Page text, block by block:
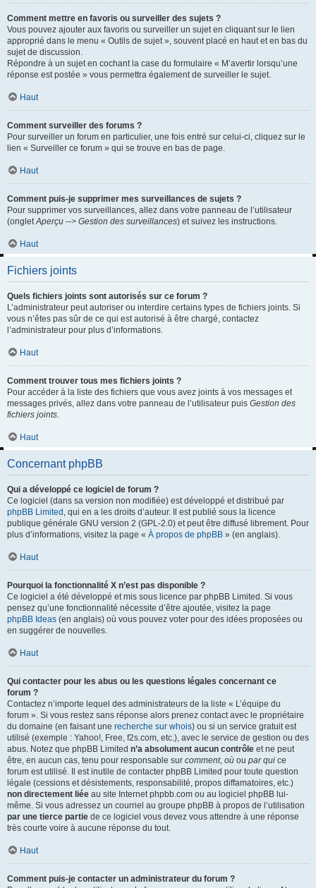
Comment mettre en favoris ou surveiller des sujets ?
Vous pouvez ajouter aux favoris ou surveiller un sujet en cliquant sur le lien
approprié dans le menu « Outils de sujet », souvent placé en haut et en bas du
sujet de discussion.
Répondre à un sujet en cochant la case du formulaire « M’avertir lorsqu’une
réponse est postée » vous permettra également de surveiller le sujet.
Haut
Comment surveiller des forums ?
Pour surveiller un forum en particulier, une fois entré sur celui-ci, cliquez sur le
lien « Surveiller ce forum » qui se trouve en bas de page.
Haut
Comment puis-je supprimer mes surveillances de sujets ?
Pour supprimer vos surveillances, allez dans votre panneau de l’utilisateur
(ongletAperçu --> Gestion des surveillances) et suivez les instructions.
Haut
Fichiers joints
Quels fichiers joints sont autorisés sur ce forum ?
L’administrateur peut autoriser ou interdire certains types de fichiers joints. Si
vous n’êtes pas sûr de ce qui est autorisé à être chargé, contactez
l’administrateur pour plus d’informations.
Haut
Comment trouver tous mes fichiers joints ?
Pour accéder à la liste des fichiers que vous avez joints à vos messages et
messages privés, allez dans votre panneau de l’utilisateur puis Gestion des
fichiers joints.
Haut
Concernant phpBB
Qui a développé ce logiciel de forum ?
Ce logiciel (dans sa version non modifiée) est développé et distribué par
phpBB Limited , qui en a les droits d’auteur. Il est publié sous la licence
publique générale GNU version 2 (GPL-2.0) et peut être diffusé librement. Pour
plus d’informations, visitez la page « À propos de phpBB » (en anglais).
Haut
Pourquoi la fonctionnalité X n’est pas disponible ?
Ce logiciel a été développé et mis sous licence par phpBB Limited. Si vous
pensez qu’une fonctionnalité nécessite d’être ajoutée, visitez la page
phpBB Ideas (en anglais) où vous pouvez voter pour des idées proposées ou
en suggérer de nouvelles.
Haut
Qui contacter pour les abus ou les questions légales concernant ce
forum ?
Contactez n’importe lequel des administrateurs de la liste « L’équipe du
forum ». Si vous restez sans réponse alors prenez contact avec le propriétaire
du domaine (en faisant une recherche sur whois) ou si un service gratuit est
utilisé (exemple : Yahoo!, Free, f2s.com, etc.), avec le service de gestion ou des
abus. Notez que phpBB Limited n’a absolument aucun contrôle et ne peut
être, en aucun cas, tenu pour responsable sur comment, où ou par qui ce
forum est utilisé. Il est inutile de contacter phpBB Limited pour toute question
légale (cessions et désistements, responsabilité, propos diffamatoires, etc.)
non directement liée au site Internet phpbb.com ou au logiciel phpBB lui-
même. Si vous adressez un courriel au groupe phpBB à propos de l’utilisation
par une tierce partie de ce logiciel vous devez vous attendre à une réponse
très courte voire à aucune réponse du tout.
Haut
Comment puis-je contacter un administrateur du forum ?